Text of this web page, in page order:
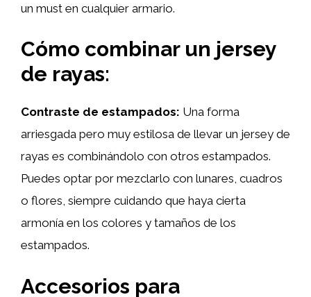
un must en cualquier armario.
Cómo combinar un jersey
de rayas:
Contraste de estampados: Una forma
arriesgada pero muy estilosa de llevar un jersey de
rayas es combinándolo con otros estampados.
Puedes optar por mezclarlo con lunares, cuadros
o flores, siempre cuidando que haya cierta
armonía en los colores y tamaños de los
estampados.
Accesorios para